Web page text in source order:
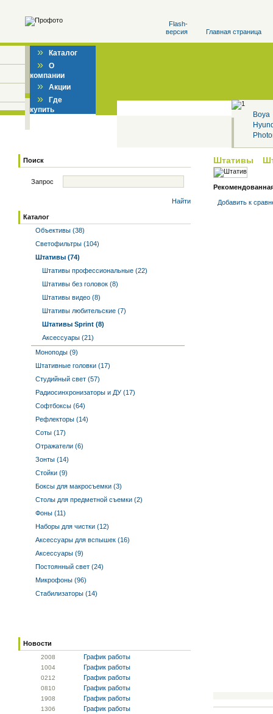
Flash-
версия
Главная страница
» Каталог
» О
компании
» Акции
» Где
купить
Boya
Поиск
Запрос
Найти
Каталог
Объективы (38)
Светофильтры (104)
Штативы (74)
Штативы профессиональные (22)
Штативы без головок (8)
Штативы видео (8)
Штативы любительские (7)
Штативы Sprint (8)
Аксессуары (21)
Моноподы (9)
Штативные головки (17)
Студийный свет (57)
Радиосинхронизаторы и ДУ (17)
Софтбоксы (64)
Рефлекторы (14)
Соты (17)
Отражатели (6)
Зонты (14)
Стойки (9)
Боксы для макросъемки (3)
Столы для предметной съемки (2)
Фоны (11)
Наборы для чистки (12)
Аксессуары для вспышек (16)
Аксессуары (9)
Постоянный свет (24)
Микрофоны (96)
Стабилизаторы (14)
Новости
2008 График работы
1004 График работы
0212 График работы
0810 График работы
1908 График работы
1306 График работы
Штативы
Добавить к